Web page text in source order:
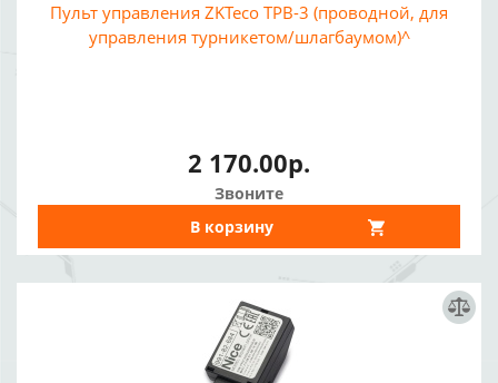
Пульт управления ZKTeco TPB-3 (проводной, для
управления турникетом/шлагбаумом)^
2 170.00р.
Звоните
В корзину